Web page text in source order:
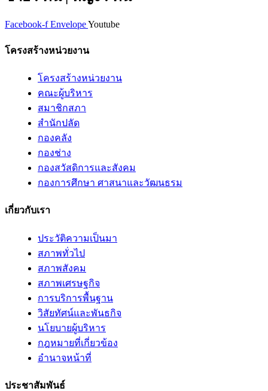
Facebook-f EnvelopeYoutube
โครงสร้างหน่วยงาน
โครงสร้างหน่วยงาน
คณะผู้บริหาร
สมาชิกสภา
สำนักปลัด
กองคลัง
กองช่าง
กองสวัสดิการและสังคม
กองการศึกษา ศาสนาและวัฒนธรม
เกี่ยวกับเรา
ประวัติความเป็นมา
สภาพทั่วไป
สภาพสังคม
สภาพเศรษฐกิจ
การบริการพื้นฐาน
วิสัยทัศน์และพันธกิจ
นโยบายผู้บริหาร
กฎหมายที่เกี่ยวข้อง
อํานาจหน้าที่
ประชาสัมพันธ์